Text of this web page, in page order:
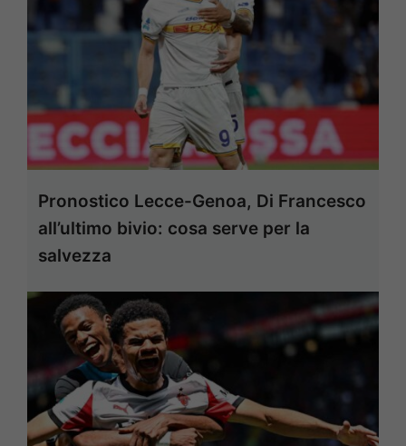
Pronostico Lecce-Genoa, Di Francesco
all’ultimo bivio: cosa serve per la
salvezza